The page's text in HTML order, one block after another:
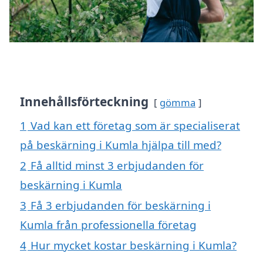
Innehållsförteckning gömma
1 Vad kan ett företag som är specialiserat
på beskärning i Kumla hjälpa till med?
2 Få alltid minst 3 erbjudanden för
beskärning i Kumla
3 Få 3 erbjudanden för beskärning i
Kumla från professionella företag
4 Hur mycket kostar beskärning i Kumla?